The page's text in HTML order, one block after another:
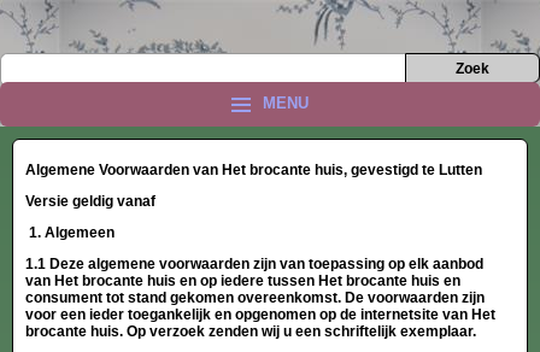
MENU
Algemene Voorwaarden van Het brocante huis, gevestigd te Lutten
Versie geldig vanaf
1. Algemeen
1.1 Deze algemene voorwaarden zijn van toepassing op elk aanbod
van Het brocante huis en op iedere tussen Het brocante huis en
consument tot stand gekomen overeenkomst. De voorwaarden zijn
voor een ieder toegankelijk en opgenomen op de internetsite van Het
brocante huis. Op verzoek zenden wij u een schriftelijk exemplaar.